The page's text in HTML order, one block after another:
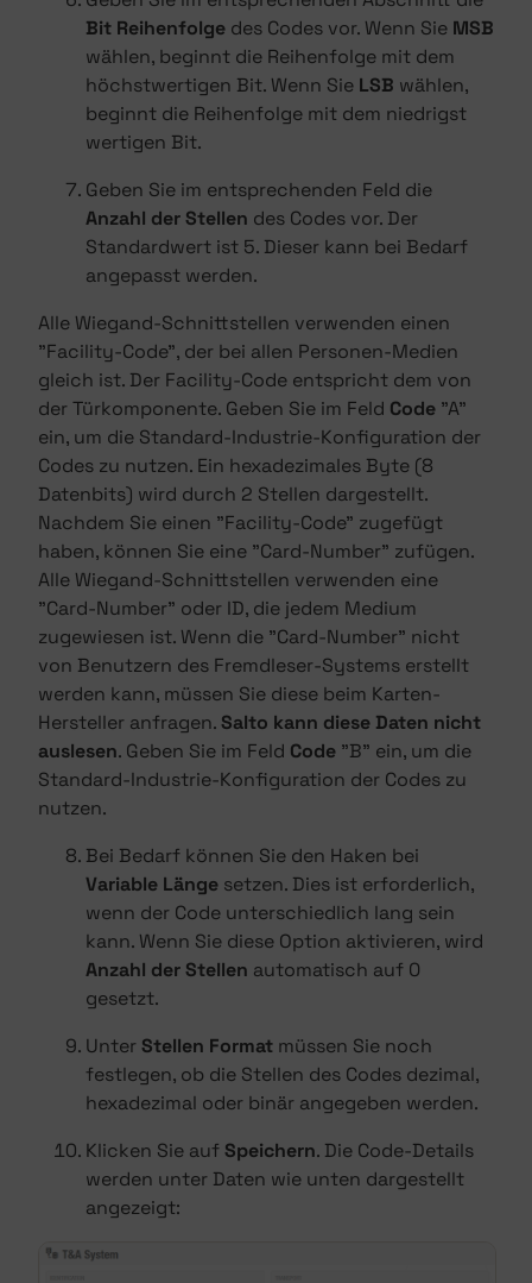
Bit Reihenfolge des Codes vor. Wenn Sie MSB
wählen, beginnt die Reihenfolge mit dem
höchstwertigen Bit. Wenn Sie LSB wählen,
beginnt die Reihenfolge mit dem niedrigst
wertigen Bit.
Geben Sie im entsprechenden Feld die
Anzahl der Stellen des Codes vor. Der
Standardwert ist 5. Dieser kann bei Bedarf
angepasst werden.
Alle Wiegand-Schnittstellen verwenden einen
"Facility-Code", der bei allen Personen-Medien
gleich ist. Der Facility-Code entspricht dem von
der Türkomponente. Geben Sie im Feld Code "A"
ein, um die Standard-Industrie-Konfiguration der
Codes zu nutzen. Ein hexadezimales Byte (8
Datenbits) wird durch 2 Stellen dargestellt.
Nachdem Sie einen "Facility-Code" zugefügt
haben, können Sie eine "Card-Number" zufügen.
Alle Wiegand-Schnittstellen verwenden eine
"Card-Number" oder ID, die jedem Medium
zugewiesen ist. Wenn die "Card-Number" nicht
von Benutzern des Fremdleser-Systems erstellt
werden kann, müssen Sie diese beim Karten-
Hersteller anfragen.Salto kann diese Daten nicht
auslesen. Geben Sie im Feld Code "B" ein, um die
Standard-Industrie-Konfiguration der Codes zu
nutzen.
Bei Bedarf können Sie den Haken bei
Variable Länge setzen. Dies ist erforderlich,
wenn der Code unterschiedlich lang sein
kann. Wenn Sie diese Option aktivieren, wird
Anzahl der Stellen automatisch auf 0
gesetzt.
UnterStellen Format müssen Sie noch
festlegen, ob die Stellen des Codes dezimal,
hexadezimal oder binär angegeben werden.
Klicken Sie aufSpeichern. Die Code-Details
werden unter Daten wie unten dargestellt
angezeigt: